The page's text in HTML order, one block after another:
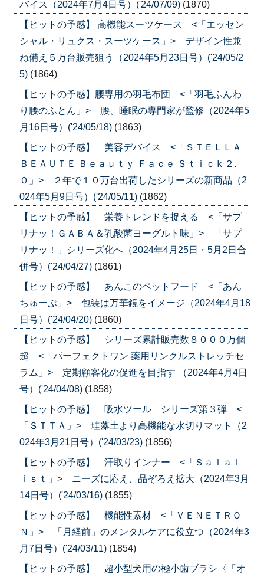
バイス（2024年7月4日号）('24/07/09) (1870)
【ヒットの予感】 高機能スーツケース <「エッセン
シャル・リュクス・スーツケース」> デザイン性兼
ね備え５万台販売狙う（2024年5月23日号）('24/05/2
5) (1864)
【ヒットの予感】腰専用の羽毛布団 <「羽毛ふんわ
り腰のふとん」> 腰、睡眠の専門家が監修（2024年5
月16日号）('24/05/18) (1863)
【ヒットの予感】 美容デバイス <「ＳＴＥＬＬＡ
ＢＥＡＵＴＥ Ｂｅａｕｔｙ Ｆａｃｅ Ｓｔｉｃｋ２.
０」> ２年で１０万台出荷したシリーズの新商品（2
024年5月9日号）('24/05/11) (1862)
【ヒットの予感】 栄養トレンドを捉える <「サプ
リナッ！ＧＡＢＡ＆乳酸菌ヨーグルト味」> 「サプ
リナッ！」シリーズ化へ（2024年4月25日・5月2日合
併号）('24/04/27) (1861)
【ヒットの予感】 あんこのペットフード <「あん
ちゅーぶ」> 包装は万華鏡をイメージ（2024年4月18
日号）('24/04/20) (1860)
【ヒットの予感】 シリーズ累計販売数８０００万個
超 <「パーフェクトワン 薬用リンクルストレッチセ
ラム」> 定期顧客化の促進を目指す （2024年4月4日
号）('24/04/08) (1858)
【ヒットの予感】 吸水ツール シリーズ第３弾 <
「ＳＴＴＡ」> 珪藻土より高機能な水切りマット（2
024年3月21日号）('24/03/23) (1856)
【ヒットの予感】 汗取りインナー <「Ｓａｌａｌ
ｉｓｔ」> ニーズに応え、品ぞろえ拡大（2024年3月
14日号）('24/03/16) (1855)
【ヒットの予感】 機能性素材 <「ＶＥＮＥＴＲＯ
Ｎ」> 「月経前」のメンタルケアに役立つ（2024年3
月7日号）('24/03/11) (1854)
【ヒットの予感】 超小型犬用の極小歯ブラシ〈「オ